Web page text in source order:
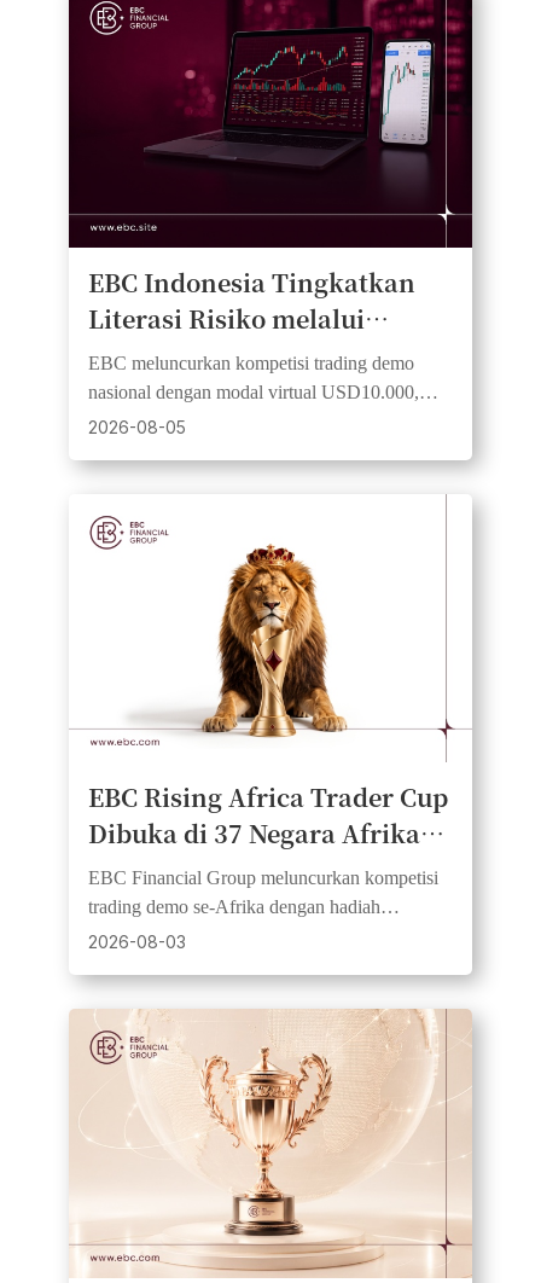
EBC Indonesia Tingkatkan
Literasi Risiko melalui
Kompetisi Trading Demo
EBC meluncurkan kompetisi trading demo
nasional dengan modal virtual USD10.000,
aturan setara, dan pengalaman trading
2026-08-05
EBC Rising Africa Trader Cup
Dibuka di 37 Negara Afrika,
Memberikan Para Trader
Kesempatan Memulai Secara
Setara dan Mendapatkan
Hadiah Tunai
EBC Financial Group meluncurkan kompetisi
trading demo se-Afrika dengan hadiah
USD1,000, 20 pemenang, dan dana awal yang
2026-08-03